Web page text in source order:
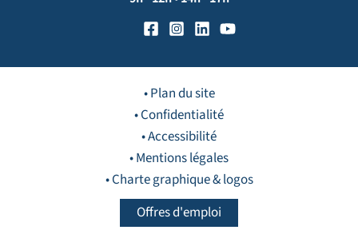
• Plan du site
• Confidentialité
• Accessibilité
• Mentions légales
• Charte graphique & logos
Offres d'emploi